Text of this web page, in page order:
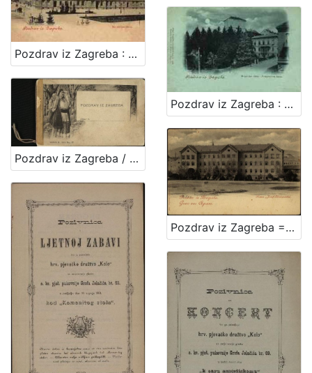
Pozdrav iz Zagreba : Kr. obrtna škola
Pozdrav iz Zagreba : Mesnička ulica i Pongračeva kuća
Pozdrav iz Zagreba / R. Mosinger, Zagreb
Pozdrav iz Zagreba = Gruss aus Agram : Franz Josef Universität